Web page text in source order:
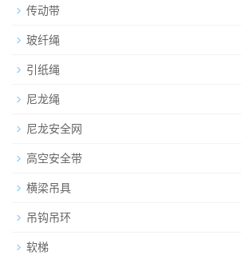
传动带
玻纤绳
引纸绳
尼龙绳
尼龙安全网
高空安全带
横梁吊具
吊钩吊环
软梯